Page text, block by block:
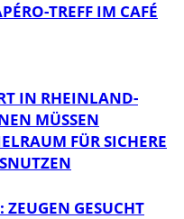
TREFF IM CAFÉ
IN RHEINLAND-
MÜSSEN
FÜR SICHERE
GESUCHT